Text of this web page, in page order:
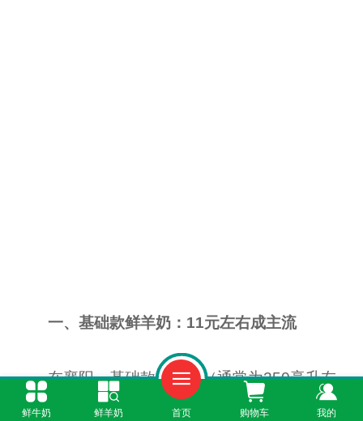
一、基础款鲜羊奶：11元左右成主流
在襄阳，基础款鲜羊奶（通常为250毫升左
右）的价格多集中在11元左右。这一价位的产品
鲜牛奶 鲜羊奶 首页 购物车 我的